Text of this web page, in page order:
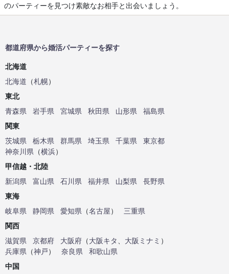
のパーティーを見つけ素敵なお相手と出会いましょう。
都道府県から婚活パーティーを探す
北海道
北海道 （札幌）
東北
青森県
岩手県 宮城県 秋田県 山形県
福島県
関東
茨城県
栃木県 群馬県 埼玉県 千葉県
東京都
神奈川県 （横浜）
甲信越・北陸
新潟県
富山県 石川県 福井県 山梨県
長野県
東海
岐阜県
静岡県 愛知県 （名古屋）
三重県
関西
滋賀県
京都府 大阪府 （大阪キタ 大阪ミナミ ）
兵庫県 （神戸） 奈良県
和歌山県
中国